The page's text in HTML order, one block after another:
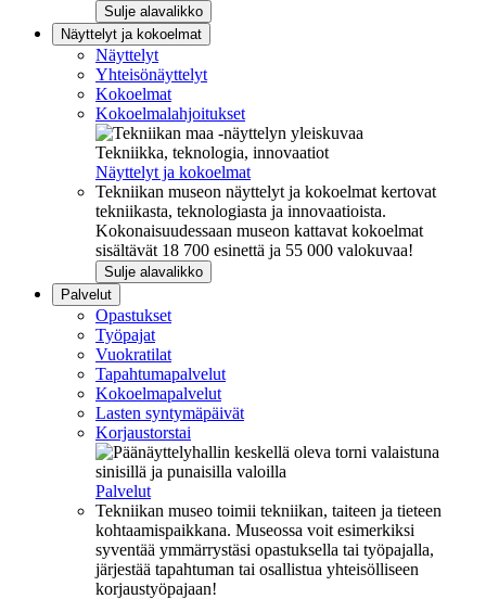
Sulje alavalikko
Näyttelyt ja kokoelmat
Näyttelyt
Yhteisönäyttelyt
Kokoelmat
Kokoelmalahjoitukset
Tekniikka, teknologia, innovaatiot
Näyttelyt ja kokoelmat
Tekniikan museon näyttelyt ja kokoelmat kertovat
tekniikasta, teknologiasta ja innovaatioista.
Kokonaisuudessaan museon kattavat kokoelmat
sisältävät 18 700 esinettä ja 55 000 valokuvaa!
Sulje alavalikko
Palvelut
Opastukset
Työpajat
Vuokratilat
Tapahtumapalvelut
Kokoelmapalvelut
Lasten syntymäpäivät
Korjaustorstai
Palvelut
Tekniikan museo toimii tekniikan, taiteen ja tieteen
kohtaamispaikkana. Museossa voit esimerkiksi
syventää ymmärrystäsi opastuksella tai työpajalla,
järjestää tapahtuman tai osallistua yhteisölliseen
korjaustyöpajaan!